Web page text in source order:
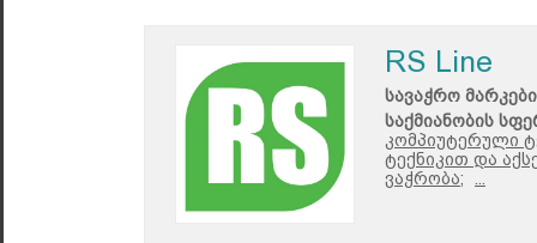
RS Line
სავაჭრო
საქმიანობის
კომპიუტერული
ტექნიკით და
ვაჭრობა;